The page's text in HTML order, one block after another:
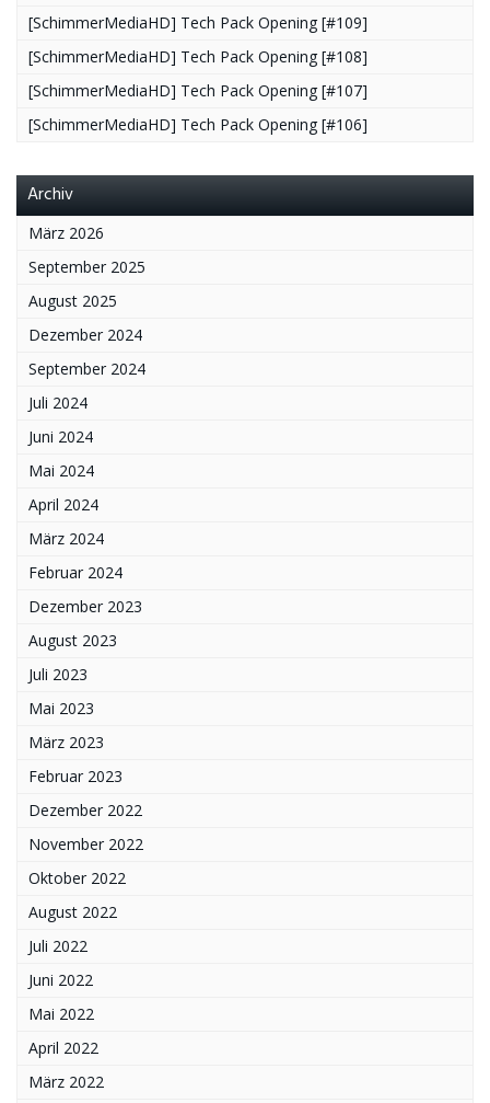
[SchimmerMediaHD] Tech Pack Opening [#109]
[SchimmerMediaHD] Tech Pack Opening [#108]
[SchimmerMediaHD] Tech Pack Opening [#107]
[SchimmerMediaHD] Tech Pack Opening [#106]
Archiv
März 2026
September 2025
August 2025
Dezember 2024
September 2024
Juli 2024
Juni 2024
Mai 2024
April 2024
März 2024
Februar 2024
Dezember 2023
August 2023
Juli 2023
Mai 2023
März 2023
Februar 2023
Dezember 2022
November 2022
Oktober 2022
August 2022
Juli 2022
Juni 2022
Mai 2022
April 2022
März 2022